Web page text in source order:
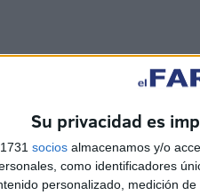
Su privacidad es
socios almacenamos y/o
como identificadores
personalizado, medición
urgente el 021 como
que consistirá en
tiene disponible el Cedre.